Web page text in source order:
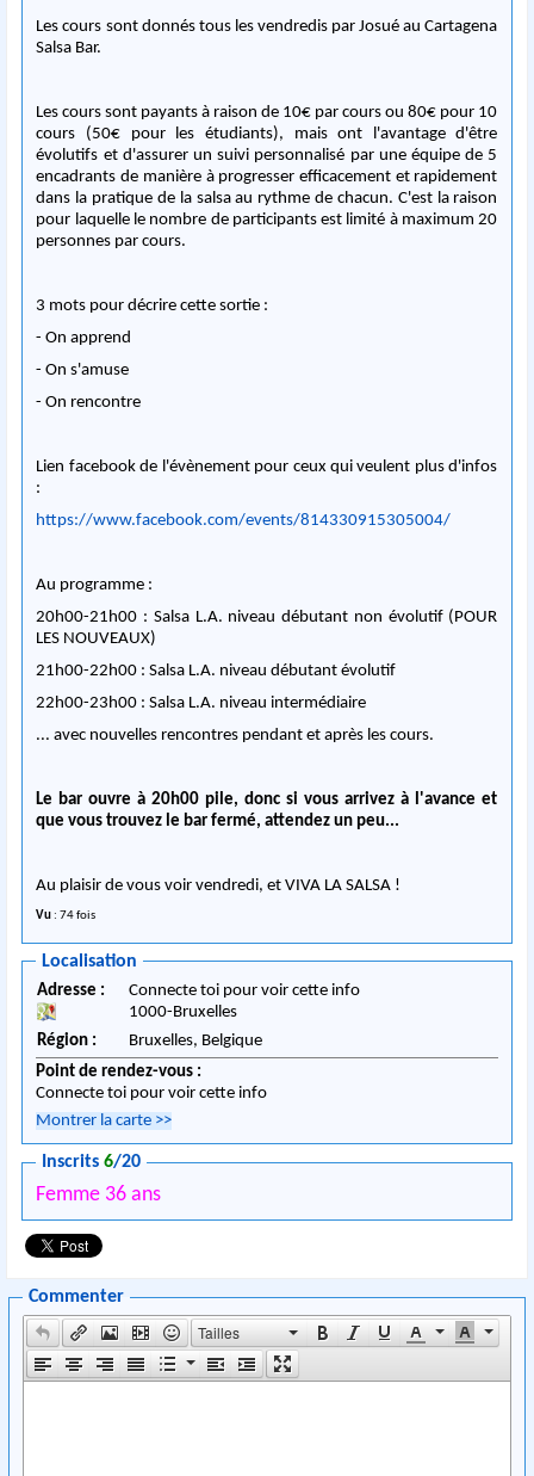
Les cours sont donnés tous les vendredis par Josué au Cartagena
Salsa Bar.
Les cours sont payants à raison de 10€ par cours ou 80€ pour 10
cours (50€ pour les étudiants), mais ont l'avantage d'être
évolutifs et d'assurer un suivi personnalisé par une équipe de 5
encadrants de manière à progresser efficacement et rapidement
dans la pratique de la salsa au rythme de chacun. C'est la raison
pour laquelle le nombre de participants est limité à maximum 20
personnes par cours.
3 mots pour décrire cette sortie :
- On apprend
- On s'amuse
- On rencontre
Lien facebook de l'évènement pour ceux qui veulent plus d'infos
:
https://www.facebook.com/events/814330915305004/
Au programme :
20h00-21h00 : Salsa L.A. niveau débutant non évolutif (POUR
LES NOUVEAUX)
21h00-22h00 : Salsa L.A. niveau débutant évolutif
22h00-23h00 : Salsa L.A. niveau intermédiaire
... avec nouvelles rencontres pendant et après les cours.
Le bar ouvre à 20h00 pile, donc si vous arrivez à l'avance et
que vous trouvez le bar fermé, attendez un peu...
Au plaisir de vous voir vendredi, et VIVA LA SALSA !
Vu : 74 fois
Localisation
Adresse :
Connecte toi pour voir cette info
1000-Bruxelles
Région :
Bruxelles, Belgique
Point de rendez-vous :
Connecte toi pour voir cette info
Montrer la carte >>
Inscrits6/20
Femme 36 ans
Commenter
Tailles